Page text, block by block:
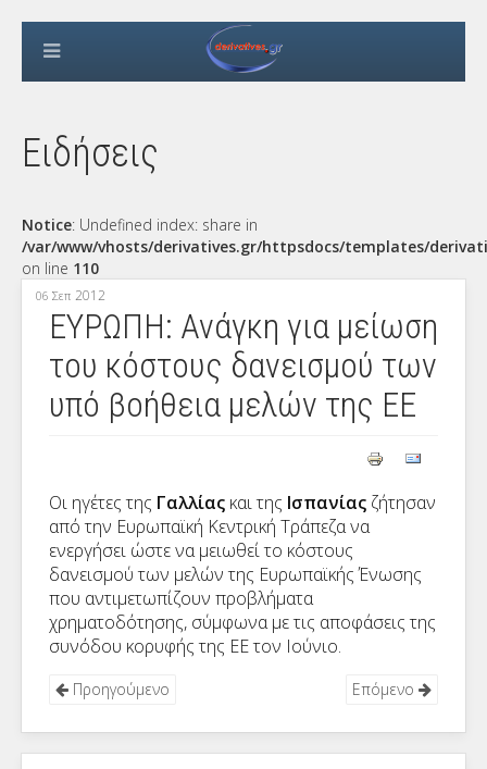
Ειδήσεις
Notice: Undefined index: share in
/var/www/vhosts/derivatives.gr/httpsdocs/templates/
on line 110
06 Σεπ 2012
ΕΥΡΩΠΗ: Ανάγκη για μείωση
του κόστους δανεισμού των
υπό βοήθεια μελών της ΕΕ
Οι ηγέτες της Γαλλίας και της Ισπανίας ζήτησαν
από την Ευρωπαϊκή Κεντρική Τράπεζα να
ενεργήσει ώστε να μειωθεί το κόστους
δανεισμού των μελών της Ευρωπαϊκής Ένωσης
που αντιμετωπίζουν προβλήματα
χρηματοδότησης, σύμφωνα με τις αποφάσεις της
συνόδου κορυφής της ΕΕ τον Ιούνιο.
Προηγούμενο Επόμενο